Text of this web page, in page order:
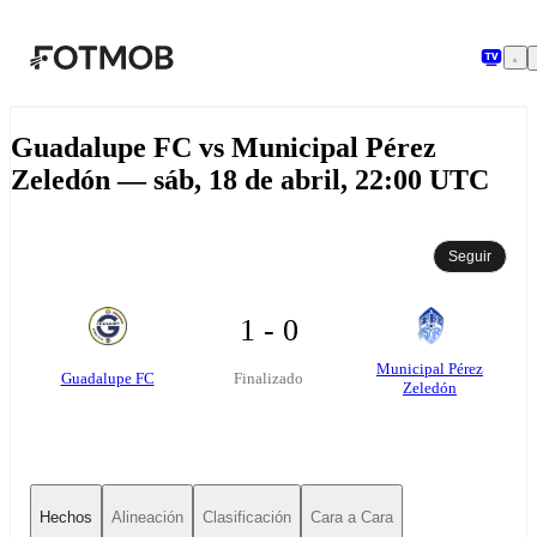
Guadalupe FC vs Municipal Pérez
Zeledón — sáb, 18 de abril, 22:00 UTC
Seguir
Guadalupe FC
1 - 0
Finalizado
Municipal Pérez
Zeledón
Hechos Alineación Clasificación Cara a Cara